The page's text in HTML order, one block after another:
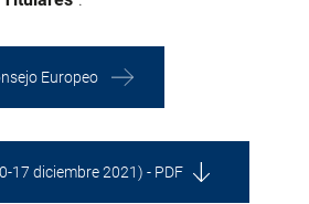
Europeo
17 diciembre 2021) - PDF